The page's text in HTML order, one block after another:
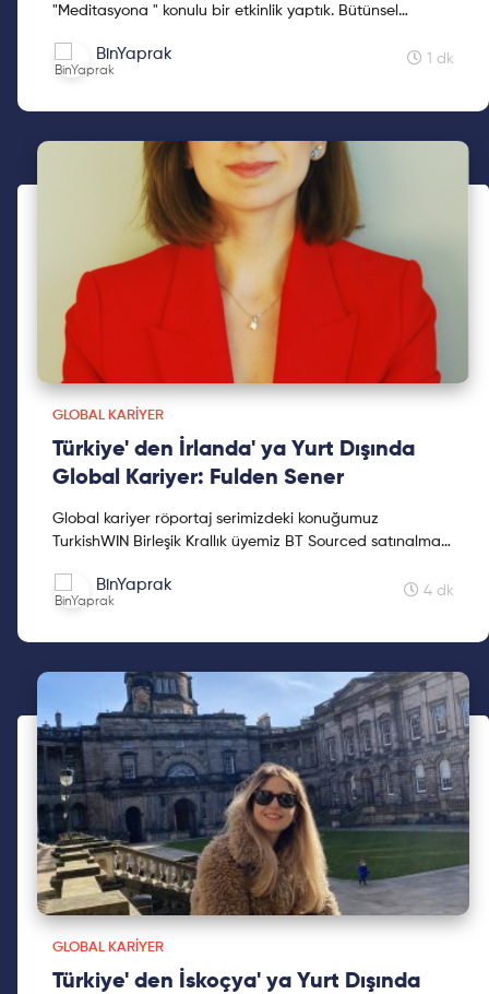
"Meditasyona " konulu bir etkinlik yaptık. Bütünsel
BinYaprak 1 dk
GLOBAL KARIYER
Türkiye' den İrlanda' ya Yurt Dışında
Global Kariyer: Fulden Sener
Global kariyer röportaj serimizdeki konuğumuz
TurkishWIN Birleşik Krallık üyemiz BT Sourced satınalma
Sevgili Fulden Şener. İngiltere'de kariyer yapmak isteyen
ya da taşınacak olan okuyucularımızın kaçırmaması
BinYaprak 4 dk
GLOBAL KARIYER
Türkiye' den İskoçya' ya Yurt Dışında